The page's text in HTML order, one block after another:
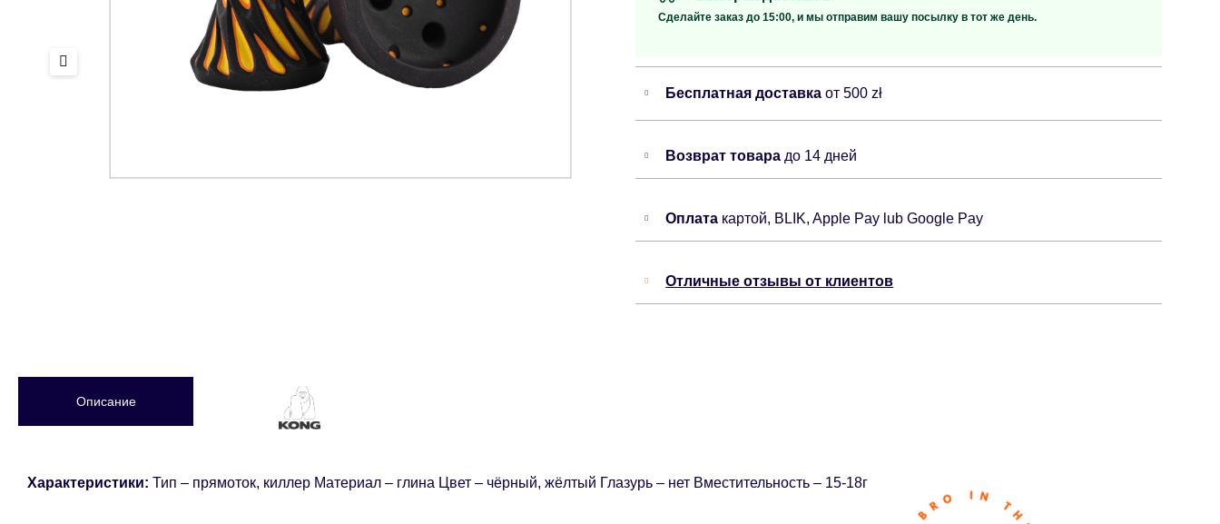
Сделайте заказ до 15:00, и мы отправим вашу посылку в тот же день.
Бесплатная доставкаот 500 zł
Возврат товара до 14 дней
Оплата картой, BLIK, Apple Pay lub Google Pay
Отличные отзывы от клиентов
Описание
Характеристики: Тип – прямоток, киллер Материал – глина Цвет – чёрный, жёлтый Глазурь – нет Вместительность – 15-18г